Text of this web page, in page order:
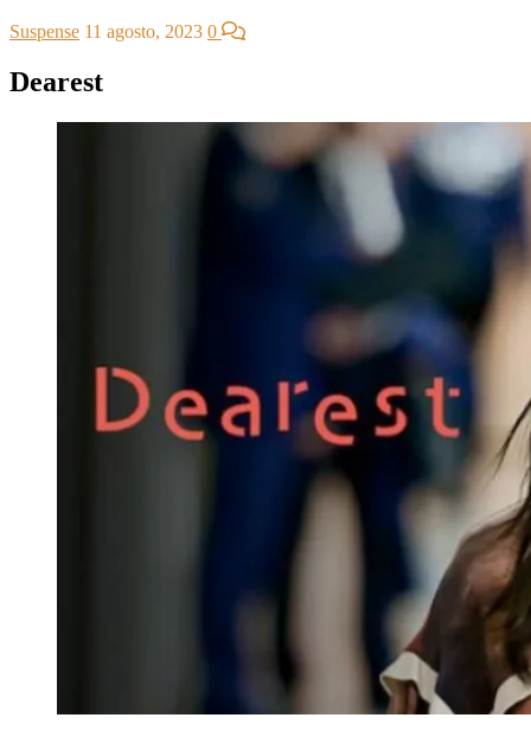
Suspense 11 agosto, 2023 0
Dearest